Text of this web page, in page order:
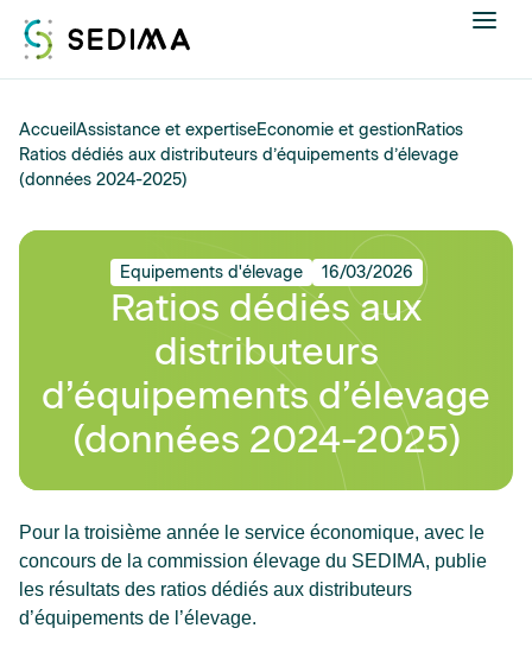
Nous connaître
Actualités
Assistance et expertise
Offres d'emploi
Annuaire
AccueilAssistance et expertiseEconomie et gestionRatios
Ratios dédiés aux distributeurs d’équipements d’élevage
(données 2024-2025)
Equipements d'élevage 16/03/2026
Ratios dédiés aux
distributeurs
d’équipements d’élevage
(données 2024-2025)
Pour la troisième année le service économique, avec le
concours de la commission élevage du SEDIMA, publie
les résultats des ratios dédiés aux distributeurs
d’équipements de l’élevage.